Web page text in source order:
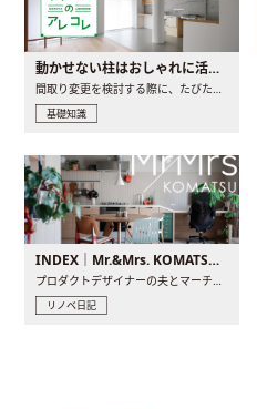
動かせない柱はおしゃれに活用！柱を魅せるリノベーション(リノベ)4選
間取り変更を検討する際に、たびたび皆さんの頭を悩ませる動か..
基礎知識
INDEX｜Mr.&Mrs. KOMATSU renovation diary
プロダクトデザイナーの夫とマーチャンダイザーの妻が、夫婦で..
リノベ日記